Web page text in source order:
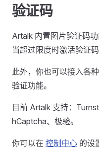
验证码
Artalk 内置图片验证码
当超过限度时激活验证码
此外，你也可以接入各
验证功能。
目前 Artalk 支持：
hCaptcha、极验。
你可以在 控制中心 的设